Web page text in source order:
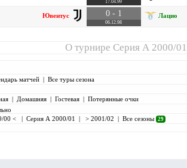
17.04.99
Ювентус 0 - 1
06.12.98
Лацио
О турнире Серия А 2000/01
матчей| Все туры сезона
| Домашняя| Гостевая| Потерянные очки
00 <
| Серия А 2000/01 | > 2001/02 | Все сезоны 29